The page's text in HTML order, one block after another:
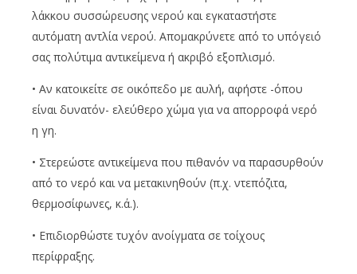
λάκκου συσσώρευσης νερού και εγκαταστήστε
αυτόματη αντλία νερού. Απομακρύνετε από το υπόγειό
σας πολύτιμα αντικείμενα ή ακριβό εξοπλισμό.
• Αν κατοικείτε σε οικόπεδο με αυλή, αφήστε -όπου
είναι δυνατόν- ελεύθερο χώμα για να απορροφά νερό
η γη.
• Στερεώστε αντικείμενα που πιθανόν να παρασυρθούν
από το νερό και να μετακινηθούν (π.χ. ντεπόζιτα,
θερμοσίφωνες, κ.ά.).
• Επιδιορθώστε τυχόν ανοίγματα σε τοίχους
περίφραξης.